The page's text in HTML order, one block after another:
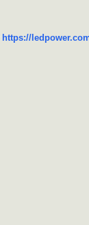
https://